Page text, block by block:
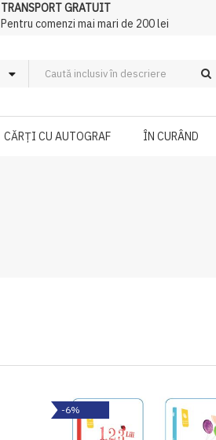
TRANSPORT GRATUIT
Pentru comenzi mai mari de 200 lei
CĂRȚI CU AUTOGRAF ÎN CURÂND
-6%